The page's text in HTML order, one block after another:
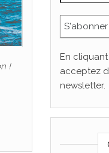
!
En cliquant
acceptez
newsletter.